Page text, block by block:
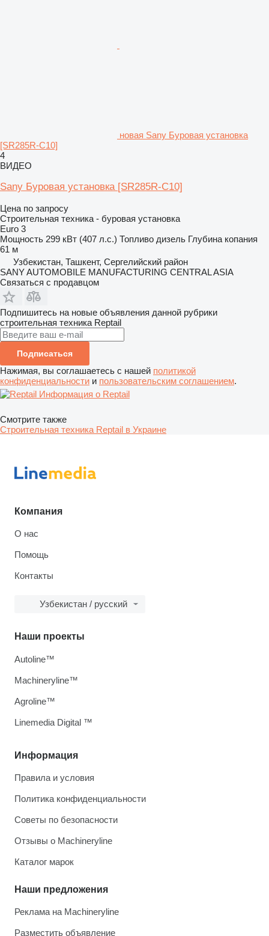
новая Sany Буровая установка
[SR285R-C10]
4
ВИДЕО
Sany Буровая установка [SR285R-C10]
Цена по запросу
Строительная техника - буровая установка
Euro 3
Мощность 299 кВт (407 л.с.) Топливо дизель Глубина копания
61 м
Узбекистан, Ташкент, Сергелийский район
SANY AUTOMOBILE MANUFACTURING CENTRAL ASIA
Связаться с продавцом
Подпишитесь на новые объявления данной рубрики
строительная техника Reptail
Подписаться
Нажимая, вы соглашаетесь с нашей политикой
конфиденциальности и пользовательским соглашением.
Информация о Reptail
Смотрите также
Строительная техника Reptail в Украине
Компания
О нас
Помощь
Контакты
Узбекистан / русский
Информация
Правила и условия
Политика конфиденциальности
Советы по безопасности
Отзывы о Machineryline
Каталог марок
Наши предложения
Реклама на Machineryline
Разместить объявление
Наши проекты
Autoline™
Machineryline™
Agroline™
Linemedia Digital ™